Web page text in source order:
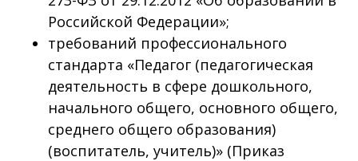
Российской Федерации»;
требований профессионального
стандарта «Педагог (педагогическая
деятельность в сфере дошкольного,
начального общего, основного общего,
среднего общего образования)
(воспитатель, учитель)» (Приказ